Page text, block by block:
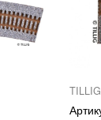
TILLIG